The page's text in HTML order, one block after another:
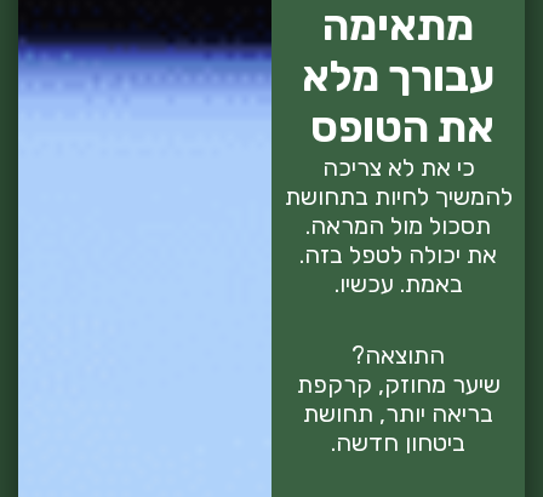
מתאימה
עבורך מלא
את הטופס
כי את לא צריכה
להמשיך לחיות בתחושת
תסכול מול המראה.
את יכולה לטפל בזה.
באמת. עכשיו.
התוצאה?
שיער מחוזק, קרקפת
בריאה יותר, תחושת
ביטחון חדשה.